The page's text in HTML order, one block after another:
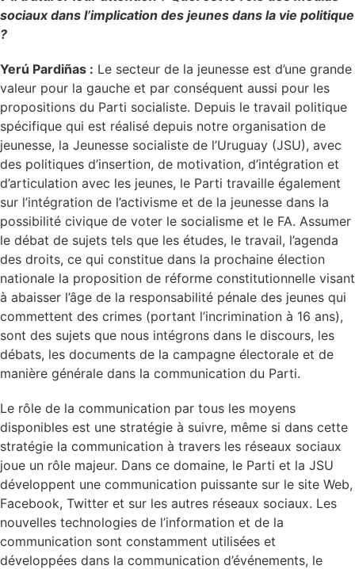
sociaux dans l’implication des jeunes dans la vie politique
?
Yerú Pardiñas : Le secteur de la jeunesse est d’une grande
valeur pour la gauche et par conséquent aussi pour les
propositions du Parti socialiste. Depuis le travail politique
spécifique qui est réalisé depuis notre organisation de
jeunesse, la Jeunesse socialiste de l’Uruguay (JSU), avec
des politiques d’insertion, de motivation, d’intégration et
d’articulation avec les jeunes, le Parti travaille également
sur l’intégration de l’activisme et de la jeunesse dans la
possibilité civique de voter le socialisme et le FA. Assumer
le débat de sujets tels que les études, le travail, l’agenda
des droits, ce qui constitue dans la prochaine élection
nationale la proposition de réforme constitutionnelle visant
à abaisser l’âge de la responsabilité pénale des jeunes qui
commettent des crimes (portant l’incrimination à 16 ans),
sont des sujets que nous intégrons dans le discours, les
débats, les documents de la campagne électorale et de
manière générale dans la communication du Parti.
Le rôle de la communication par tous les moyens
disponibles est une stratégie à suivre, même si dans cette
stratégie la communication à travers les réseaux sociaux
joue un rôle majeur. Dans ce domaine, le Parti et la JSU
développent une communication puissante sur le site Web,
Facebook, Twitter et sur les autres réseaux sociaux. Les
nouvelles technologies de l’information et de la
communication sont constamment utilisées et
développées dans la communication d’événements, le